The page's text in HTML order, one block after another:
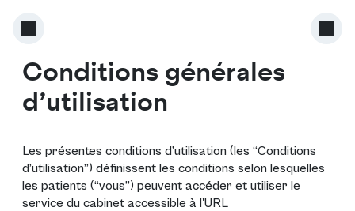
Conditions générales
d’utilisation
Les présentes conditions d’utilisation (les “Conditions
d’utilisation”) définissent les conditions selon lesquelles
les patients (“vous”) peuvent accéder et utiliser le
service du cabinet accessible à l'URL